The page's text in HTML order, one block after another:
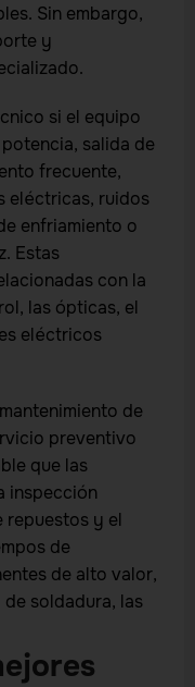
Sin embargo,
y
si el equipo
salida de
frecuente,
eléctricas, ruidos
enfriamiento o
Estas
con la
las ópticas, el
eléctricos
de
preventivo
que las
inspección
repuestos y el
de
de alto valor,
soldadura, las